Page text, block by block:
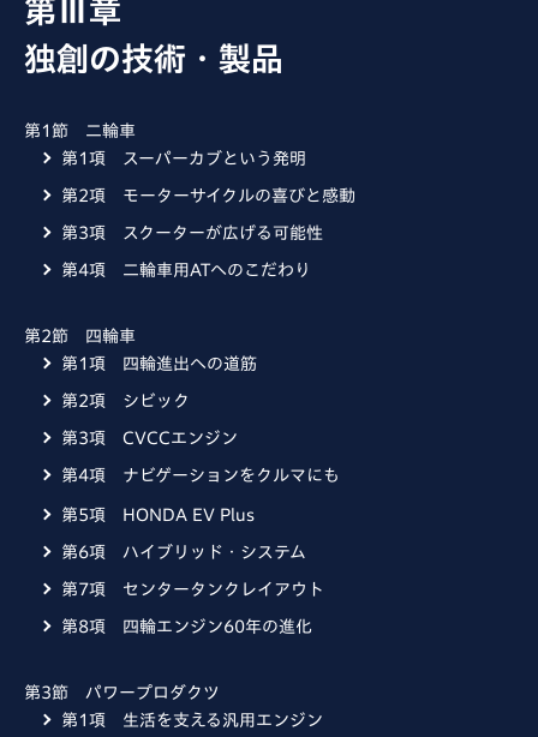
第Ⅲ章
独創の技術・製品
第1節 二輪車
第1項 スーパーカブという発明
第2項 モーターサイクルの喜びと感動
第3項 スクーターが広げる可能性
第4項 二輪車用ATへのこだわり
第2節 四輪車
第1項 四輪進出への道筋
第2項 シビック
第3項 CVCCエンジン
第4項 ナビゲーションをクルマにも
第5項 HONDA EV Plus
第6項 ハイブリッド・システム
第7項 センタータンクレイアウト
第8項 四輪エンジン60年の進化
第3節 パワープロダクツ
第1項 生活を支える汎用エンジン